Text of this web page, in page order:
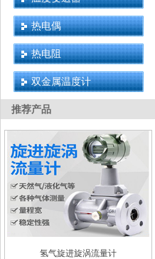
热电偶
热电阻
双金属温度计
推荐产品
氢气旋进旋涡流量计